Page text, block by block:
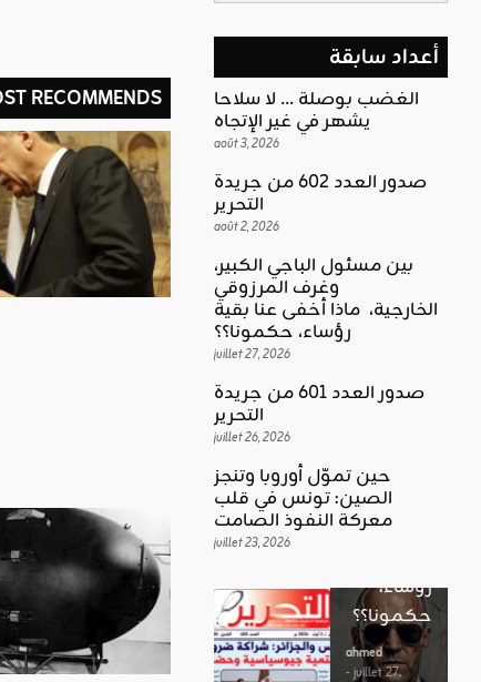
RECOMMENDS
أعداد سابقة
الغضب بوصلة … لا سلاحا
يشهر في غير الإتجاه
août 3, 2026
صدور العدد 602 من جريدة
التحرير
août 2, 2026
بين مسئول الباجي الكبير،
وغرف المرزوقي
الخارجية، ماذا أخفى عنا بقية
رؤساء، حكمونا؟؟
juillet 27, 2026
صدور العدد 601 من جريدة
التحرير
juillet 26, 2026
حين تموّل أوروبا وتنجز
الصين: تونس في قلب
معركة النفوذ الصامت
juillet 23, 2026
معركة
النفوذ
الصامت
ahmed
0
يشهر في
غير الإتجاه
ahmed
- août 3, 2026
0
بين
الباجي
المرزوقي
الخارجية،
ماذا أخفى
رؤساء،
حكمونا؟؟
ahmed
- juillet 27,